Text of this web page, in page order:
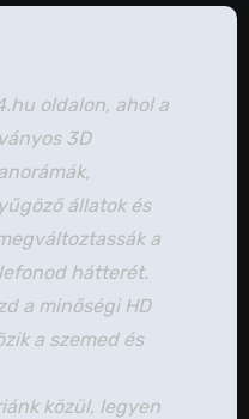
oldalon, ahol a
3D
állatok és
a
hátterét.
a minőségi HD
a szemed és
közül, legyen